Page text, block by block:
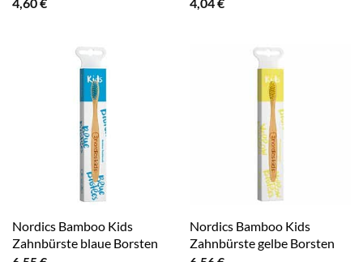
Nordics Bamboo Kids
Zahnbürste blaue Borsten
Nordics Bamboo Kids
Zahnbürste gelbe Borsten